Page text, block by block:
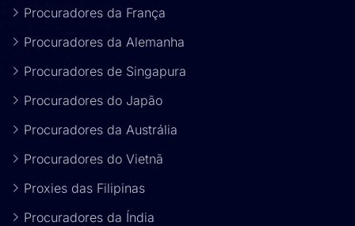
Procuradores da França
Procuradores da Alemanha
Procuradores de Singapura
Procuradores do Japão
Procuradores da Austrália
Procuradores do Vietnã
Proxies das Filipinas
Procuradores da Índia